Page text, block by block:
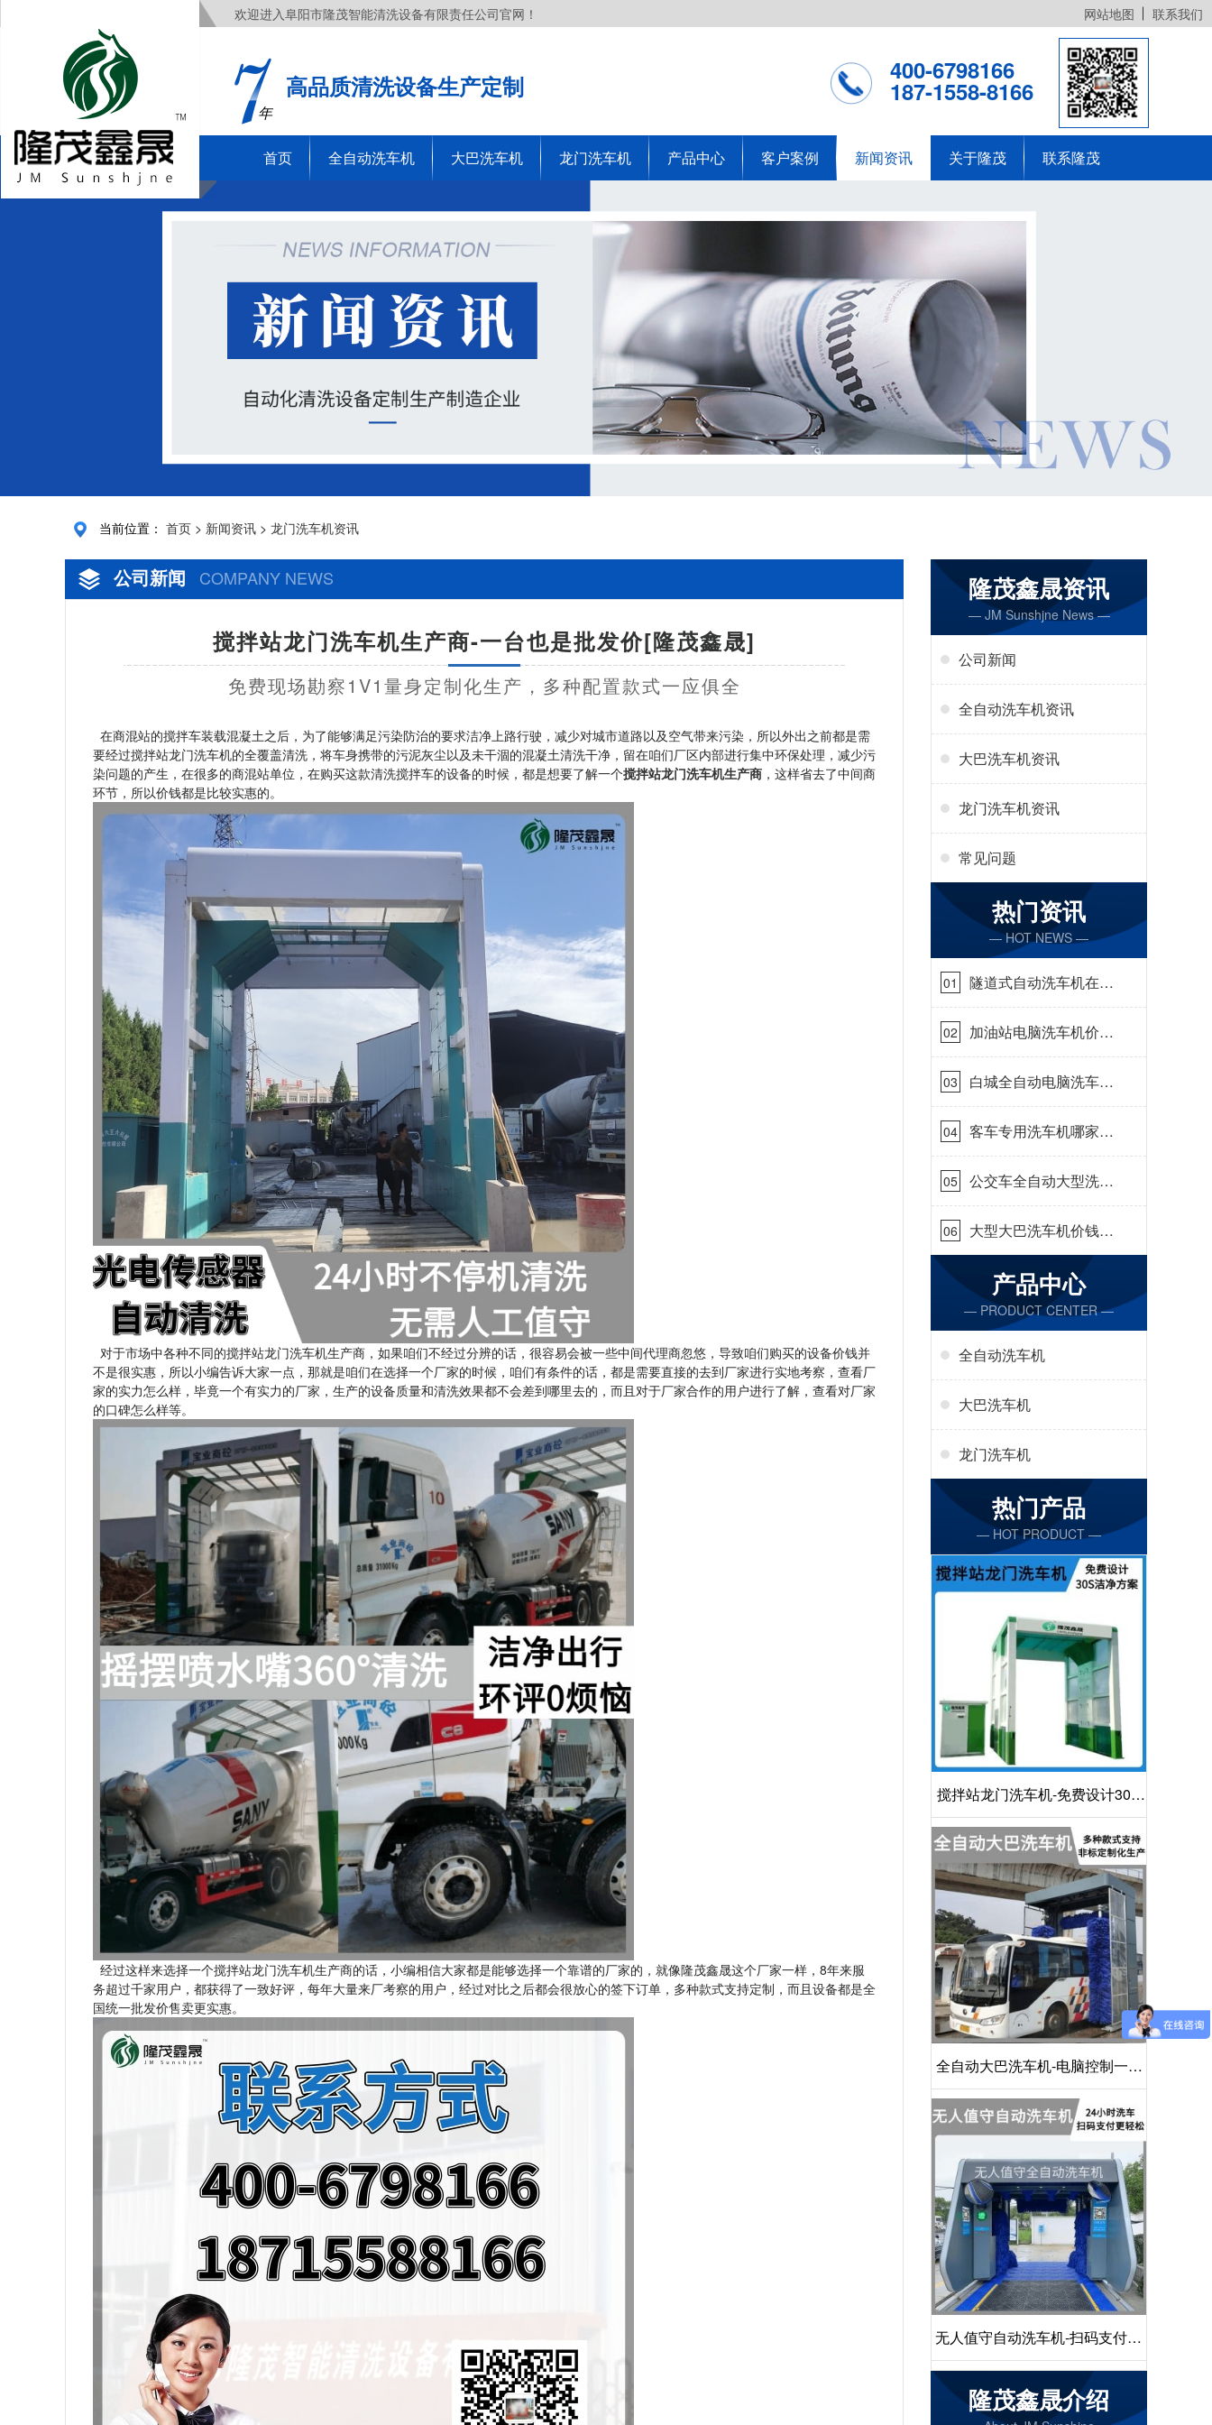
欢迎进入阜阳市隆茂智能清洗设备有限责任公司官网！ 网站地图 联系我们
年
高品质清洗设备生产定制
400-6798166
187-1558-8166
首页 全自动洗车机 大巴洗车机 龙门洗车机 产品中心 客户案例 新闻资讯 关于隆茂 联系隆茂
当前位置： 首页 > 新闻资讯 > 龙门洗车机资讯
公司新闻 COMPANY NEWS
搅拌站龙门洗车机生产商-一台也是批发价[隆茂鑫晟]
免费现场勘察1V1量身定制化生产，多种配置款式一应俱全
在商混站的搅拌车装载混凝土之后，为了能够满足污染防治的要求洁净上路行驶，减少对城市道路以及空气带来污染，所以外出之前都是需
要经过搅拌站龙门洗车机的全覆盖清洗，将车身携带的污泥灰尘以及未干涸的混凝土清洗干净，留在咱们厂区内部进行集中环保处理，减少污
染问题的产生，在很多的商混站单位，在购买这款清洗搅拌车的设备的时候，都是想要了解一个搅拌站龙门洗车机生产商 ，这样省去了中间商
环节，所以价钱都是比较实惠的。
对于市场中各种不同的搅拌站龙门洗车机生产商，如果咱们不经过分辨的话，很容易会被一些中间代理商忽悠，导致咱们购买的设备价钱并
不是很实惠，所以小编告诉大家一点，那就是咱们在选择一个厂家的时候，咱们有条件的话，都是需要直接的去到厂家进行实地考察，查看厂
家的实力怎么样，毕竟一个有实力的厂家，生产的设备质量和清洗效果都不会差到哪里去的，而且对于厂家合作的用户进行了解，查看对厂家
的口碑怎么样等。
经过这样来选择一个搅拌站龙门洗车机生产商的话，小编相信大家都是能够选择一个靠谱的厂家的，就像隆茂鑫晟这个厂家一样，8年来服
务超过千家用户，都获得了一致好评，每年大量来厂考察的用户，经过对比之后都会很放心的签下订单，多种款式支持定制，而且设备都是全
国统一批发价售卖更实惠。
隆茂鑫晟资讯
— JM Sunshjne News —
公司新闻
全自动洗车机资讯
大巴洗车机资讯
龙门洗车机资讯
常见问题
热门资讯
— HOT NEWS —
01
隧道式自动洗车机在哪
里购买[隆茂鑫晟]
02
加油站电脑洗车机价格
怎么样[隆茂鑫晟]
03
白城全自动电脑洗车
机-ADV防冻冬季正常
使用[隆茂鑫晟]
04
客车专用洗车机哪家的
好[隆茂鑫晟]
05
公交车全自动大型洗车
机什么价钱[隆茂鑫晟]
06
大型大巴洗车机价钱怎
么样[隆茂鑫晟]
产品中心
— PRODUCT CENTER —
全自动洗车机
大巴洗车机
龙门洗车机
热门产品
— HOT PRODUCT —
搅拌站龙门洗车机-免费设计30S
洁净方案[隆茂鑫晟]
全自动大巴洗车机-电脑控制一键
启动清洗[隆茂鑫晟]
无人值守自动洗车机-扫码支付24
小时不停机洗车[隆茂鑫晟]
隆茂鑫晟介绍